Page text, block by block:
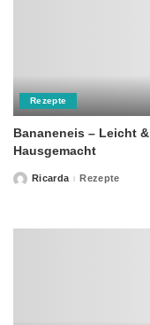
Rezepte
Bananeneis – Leicht &
Hausgemacht
PostedRicarda Rezepte